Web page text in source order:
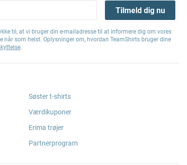
Tilmeld dig nu
til, at vi bruger din e-mailadresse til at informere dig om vores
som helst. Oplysninger om, hvordan TeamShirts bruger dine
.
Søster t-shirts
Værdikuponer
Erima trøjer
Partnerprogram